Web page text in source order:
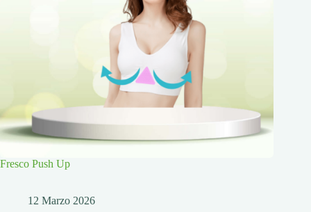
Fresco Push Up
12 Marzo 2026